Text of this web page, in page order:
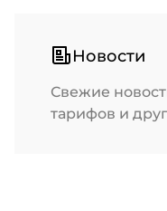
Новости
Свежие
тарифов и